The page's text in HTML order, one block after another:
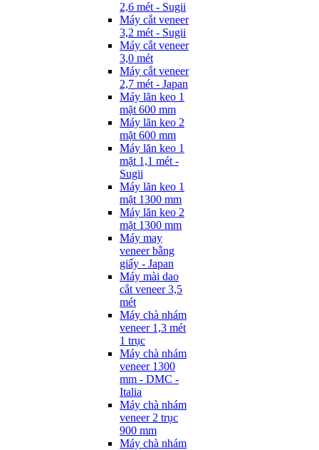
2,6 mét - Sugii
Máy cắt veneer
3,2 mét - Sugii
Máy cắt veneer
3,0 mét
Máy cắt veneer
2,7 mét - Japan
Máy lăn keo 1
mặt 600 mm
Máy lăn keo 2
mặt 600 mm
Máy lăn keo 1
mặt 1,1 mét -
Sugii
Máy lăn keo 1
mặt 1300 mm
Máy lăn keo 2
mặt 1300 mm
Máy may
veneer bằng
giấy - Japan
Máy mài dao
cắt veneer 3,5
mét
Máy chà nhám
veneer 1,3 mét
1 trục
Máy chà nhám
veneer 1300
mm - DMC -
Italia
Máy chà nhám
veneer 2 trục
900 mm
Máy chà nhám